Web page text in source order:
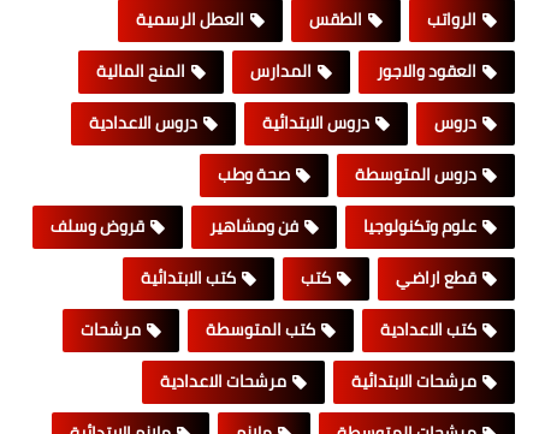
الرواتب
الطقس
العطل الرسمية
العقود والاجور
المدارس
المنح المالية
دروس
دروس الابتدائية
دروس الاعدادية
دروس المتوسطة
صحة وطب
علوم وتكنولوجيا
فن ومشاهير
قروض وسلف
قطع اراضي
كتب
كتب الابتدائية
كتب الاعدادية
كتب المتوسطة
مرشحات
مرشحات الابتدائية
مرشحات الاعدادية